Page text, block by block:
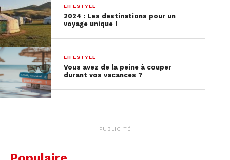
LIFESTYLE
2024 : Les destinations pour un
voyage unique !
LIFESTYLE
Vous avez de la peine à couper
durant vos vacances ?
PUBLICITÉ